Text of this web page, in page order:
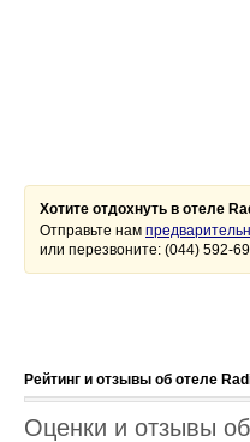
Хотите отдохнуть в отеле
Отправьте нам
или перезвоните: (044) 592-
Рейтинг и отзывы об отеле
Оценки и отзывы